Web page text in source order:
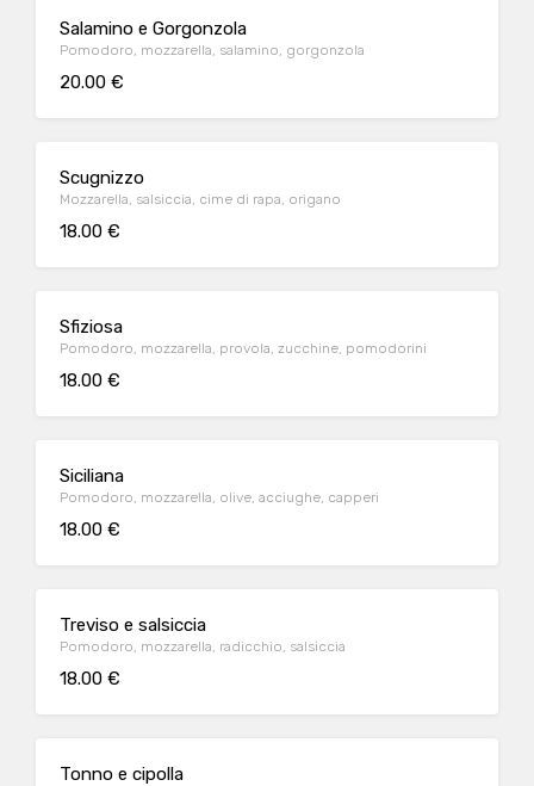
Salamino e Gorgonzola
Pomodoro, mozzarella, salamino, gorgonzola
20.00 €
Scugnizzo
Mozzarella, salsiccia, cime di rapa, origano
18.00 €
Sfiziosa
Pomodoro, mozzarella, provola, zucchine, pomodorini
18.00 €
Siciliana
Pomodoro, mozzarella, olive, acciughe, capperi
18.00 €
Treviso e salsiccia
Pomodoro, mozzarella, radicchio, salsiccia
18.00 €
Tonno e cipolla